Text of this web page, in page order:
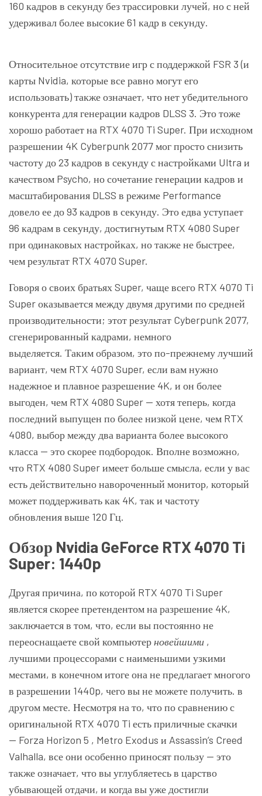
160 кадров в секунду без трассировки лучей, но с ней
удерживал более высокие 61 кадр в секунду.
Относительное отсутствие игр с поддержкой FSR 3(и
карты Nvidia, которые все равно могут его
использовать) также означает, что нет убедительного
конкурента для генерации кадров DLSS 3. Это тоже
хорошо работает на RTX 4070 Ti Super. При исходном
разрешении 4K Cyberpunk 2077мог просто снизить
частоту до 23 кадров в секунду с настройками Ultra и
качеством Psycho, но сочетание генерации кадров и
масштабирования DLSS в режиме Performance
довело ее до 93 кадров в секунду. Это едва уступает
96 кадрам в секунду, достигнутым RTX 4080 Super
при одинаковых настройках, но также не быстрее,
чем результат RTX 4070 Super.
Говоря о своих братьях Super, чаще всего RTX 4070 Ti
Super оказывается между двумя другими по средней
производительности; этот результат Cyberpunk 2077,
сгенерированный кадрами, немного
выделяется. Таким образом, это по-прежнему лучший
вариант, чем RTX 4070 Super, если вам нужно
надежное и плавное разрешение 4K, и он более
выгоден, чем RTX 4080 Super — хотя теперь, когда
последний выпущен по более низкой цене, чем RTX
4080, выбор между два варианта более высокого
класса — это скорее подбородок. Вполне возможно,
что RTX 4080 Super имеет больше смысла, если у вас
есть действительно навороченный монитор, который
может поддерживать как 4K, так и частоту
обновления выше 120 Гц.
Обзор Nvidia GeForce RTX 4070 Ti
Super: 1440p
Другая причина, по которой RTX 4070 Ti Super
является скорее претендентом на разрешение 4K,
заключается в том, что, если вы постоянно не
переоснащаете свой компьютер новейшими ,
лучшими процессорами с наименьшими узкими
местами, в конечном итоге она не предлагает многого
в разрешении 1440p, чего вы не можете получить. в
другом месте. Несмотря на то, что по сравнению с
оригинальной RTX 4070 Ti есть приличные скачки
— Forza Horizon 5 , Metro Exodus и Assassin’s Creed
Valhalla, все они особенно приносят пользу — это
также означает, что вы углубляетесь в царство
убывающей отдачи, и когда вы уже достигли